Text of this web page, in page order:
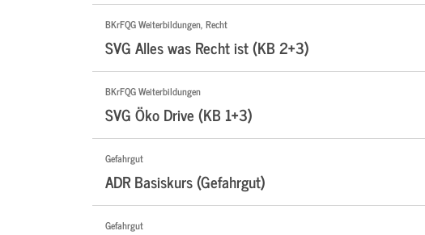
BKrFQG Weiterbildungen, Recht
SVG Alles was Recht ist (KB 2+3)
BKrFQG Weiterbildungen
SVG Öko Drive (KB 1+3)
Gefahrgut
ADR Basiskurs (Gefahrgut)
Gefahrgut